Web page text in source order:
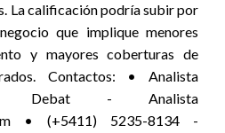
La calificación podría subir por
que implique menores
y mayores coberturas de
Contactos: • Analista
Debat - Analista
• (+5411) 5235-8134 -